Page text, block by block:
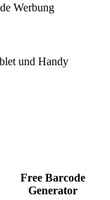
Werbung
und Handy
Free Barcode
Generator